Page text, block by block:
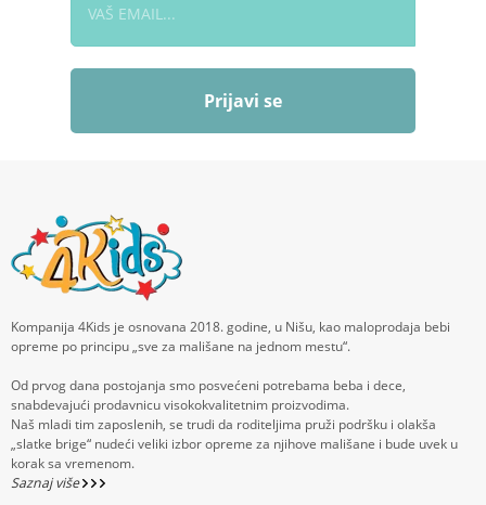
Prijavi se
Kompanija 4Kids je osnovana 2018. godine, u Nišu, kao maloprodaja bebi
opreme po principu „sve za mališane na jednom mestu“.
Od prvog dana postojanja smo posvećeni potrebama beba i dece,
snabdevajući prodavnicu visokokvalitetnim proizvodima.
Naš mladi tim zaposlenih, se trudi da roditeljima pruži podršku i olakša
„slatke brige“ nudeći veliki izbor opreme za njihove mališane i bude uvek u
korak sa vremenom.
Saznaj više